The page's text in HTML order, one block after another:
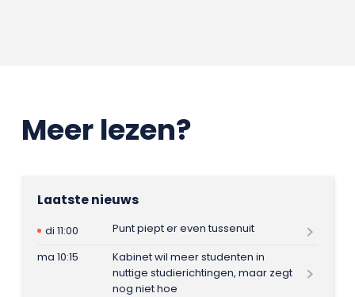
Meer lezen?
Laatste nieuws
di 11:00
Punt piept er even tussenuit
ma 10:15
Kabinet wil meer studenten in
nuttige studierichtingen, maar zegt
nog niet hoe